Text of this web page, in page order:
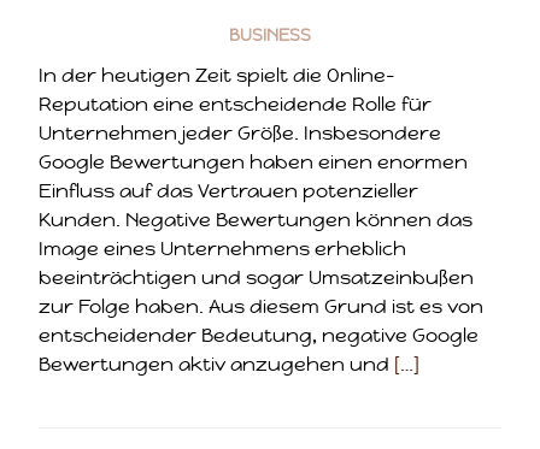
BUSINESS
In der heutigen Zeit spielt die Online-
Reputation eine entscheidende Rolle für
Unternehmen jeder Größe. Insbesondere
Google Bewertungen haben einen enormen
Einfluss auf das Vertrauen potenzieller
Kunden. Negative Bewertungen können das
Image eines Unternehmens erheblich
beeinträchtigen und sogar Umsatzeinbußen
zur Folge haben. Aus diesem Grund ist es von
entscheidender Bedeutung, negative Google
Bewertungen aktiv anzugehen und […]